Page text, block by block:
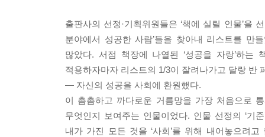
출판사의 선정·기획위원들은 ‘책에 실릴 인물’을
분야에서 성공한 사람’들을 찾아내 리스트를 만
많았다. 서점 책장에 나열된 ‘성공을 자랑’하는
적용하자마자 리스트의 1/3이 잘려나가고 달랑 반
― 자신의 성공을 사회에 환원했다.
이 촘촘하고 까다로운 거름망을 가장 처음으로
무엇인지 보여주는 인물이었다. 인물 선정의 ‘기
내가 가진 모든 것을 ‘사회’를 위해 내어놓으려